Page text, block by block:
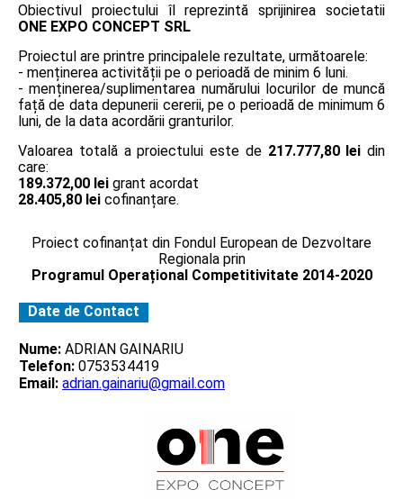
Obiectivul proiectului îl reprezintă sprijinirea societatii
ONE EXPO CONCEPT SRL
Proiectul are printre principalele rezultate, următoarele:
- menținerea activității pe o perioadă de minim 6 luni.
- menținerea/suplimentarea numărului locurilor de muncă
față de data depunerii cererii, pe o perioadă de minimum 6
luni, de la data acordării granturilor.
Valoarea totală a proiectului este de 217.777,80 lei din
care:
189.372,00 lei grant acordat
28.405,80 lei cofinanțare.
Proiect cofinanțat din Fondul European de Dezvoltare
Regionala prin
Programul Operațional Competitivitate 2014-2020
Date de Contact
Nume: ADRIAN GAINARIU
Telefon: 0753534419
Email: adrian.gainariu@gmail.com